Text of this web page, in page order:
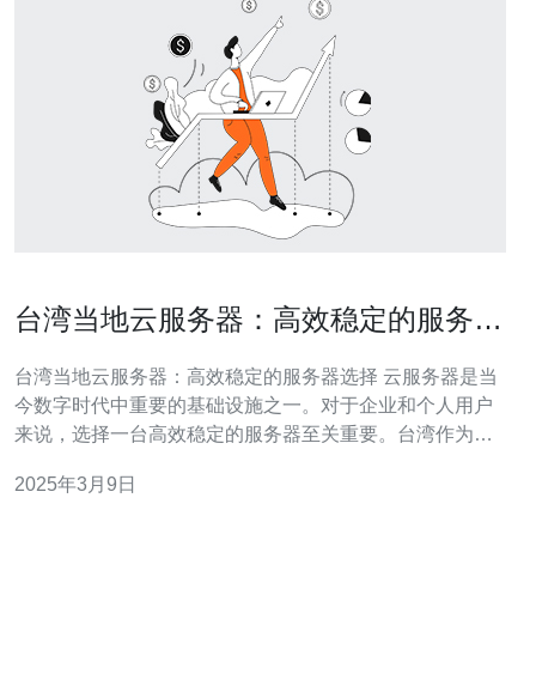
台湾当地云服务器：高效稳定的服务器
台湾当地云服务器：高效稳定的服务器选择 云服务器是当
今数字时代中重要的基础设施之一。对于企业和个人用户
来说，选择一台高效稳定的服务器至关重要。台湾作为一
本文将介绍台湾当地云服务器的优势和特点。 台湾当地的
2025年3月9日